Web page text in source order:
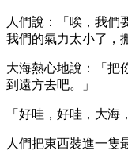
人們說：「唉，我們
我們的氣力太小了，
大海熱心地說：「把
到遠方去吧。」
「好哇，好哇，大海
人們把東西裝進一隻